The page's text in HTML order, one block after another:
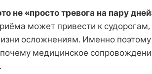
не «просто тревога на пару
может привести к
осложнениям. Именно
медицинское